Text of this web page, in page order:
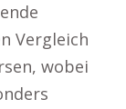
Vergleich
wobei